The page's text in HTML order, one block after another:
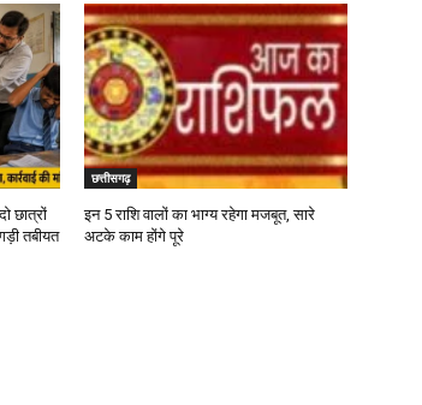
छात्रों
तबीयत
छत्तीसगढ़
इन 5 राशि वालों का भाग्य रहेगा मजबूत, सारे
अटके काम होंगे पूरे